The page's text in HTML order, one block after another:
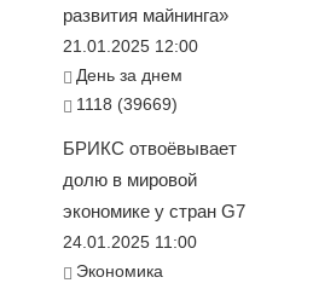
развития майнинга»
21.01.2025 12:00
День за днем
1118 (39669)
БРИКС отвоёвывает
долю в мировой
экономике у стран G7
24.01.2025 11:00
Экономика